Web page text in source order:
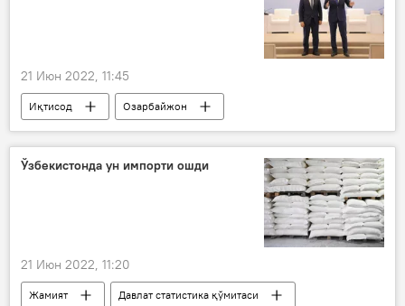
21 Июн 2022, 11:45
Иқтисод
Озарбайжон
ҳамкорлик
Алиев
Ўзбекистонда ун импорти ошди
21 Июн 2022, 11:20
Жамият
Давлат статистика қўмитаси